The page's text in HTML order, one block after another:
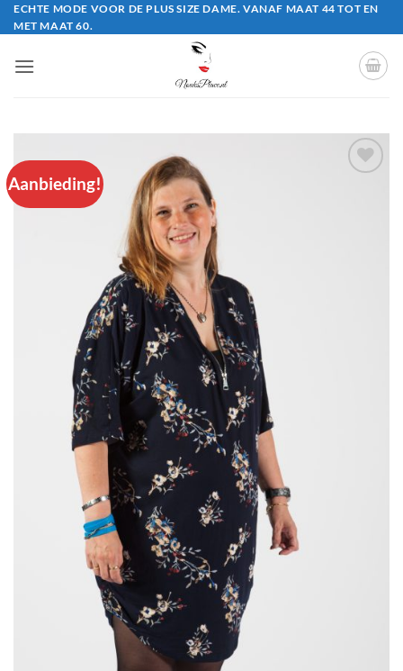
Ga
naar
ECHTE MODE VOOR DE PLUS SIZE DAME. VANAF MAAT 44 TOT EN
MET MAAT 60.
Aanbieding!